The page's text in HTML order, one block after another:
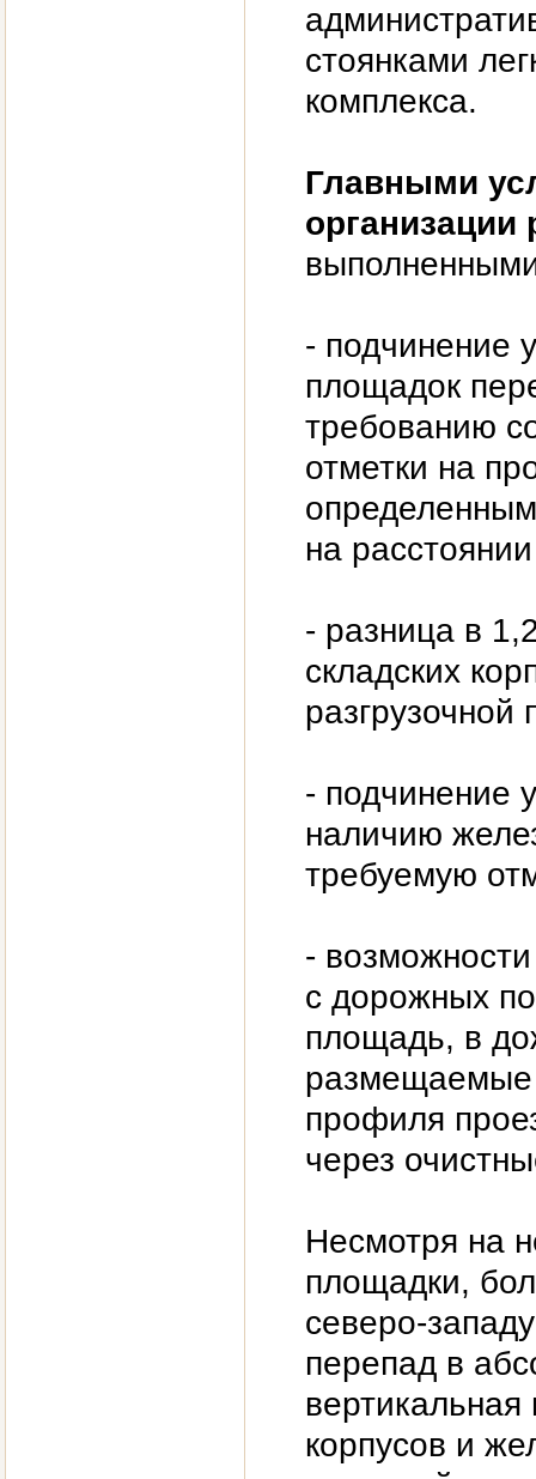
стоянками
комплекса.
Главными
- подчинение
площадок
требованию
отметки на
на
- разница в
складских
разгрузочной
- подчинение
наличию
требуемую
-
с дорожных
площадь, в
размещаемые
профиля
через
Несмотря на
площадки,
северо-
перепад в
корпусов и